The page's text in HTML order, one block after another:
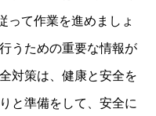
って作業を進めましょ
うための重要な情報が
対策は、健康と安全を
と準備をして、安全に